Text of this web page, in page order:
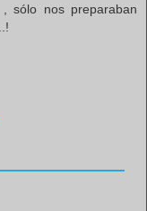
sólo nos preparaban